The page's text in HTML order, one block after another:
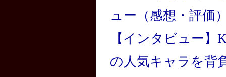
ュー（感想・評価
【インタビュー
の人気キャラを背